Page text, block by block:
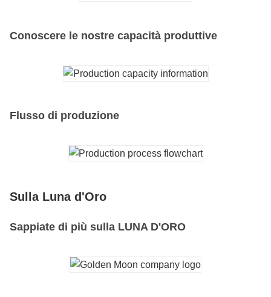
Conoscere le nostre capacità produttive
Flusso di produzione
Sulla Luna d'Oro
Sappiate di più sulla LUNA D'ORO